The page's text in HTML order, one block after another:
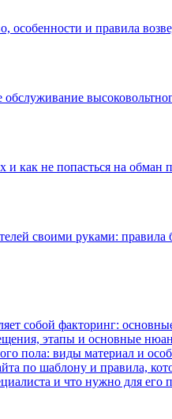
особенности и правила
обслуживание
и как не попасться на обман
своими руками: правила
собой факторинг:
этапы и основные
пола: виды материал и
по шаблону и правила,
и что нужно для его